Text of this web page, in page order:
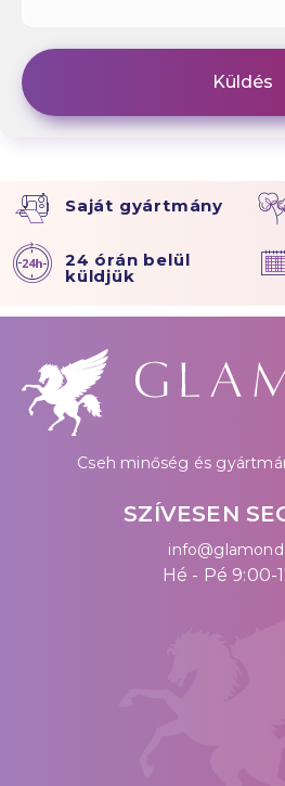
Saját gyártmány
24 órán belül
küldjük
Cseh minőség és
SZÍVESEN
Hé - Pé 9:00-